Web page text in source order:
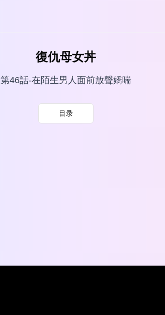
復仇母女丼
第46話-在陌生男人面前放聲嬌喘
目录